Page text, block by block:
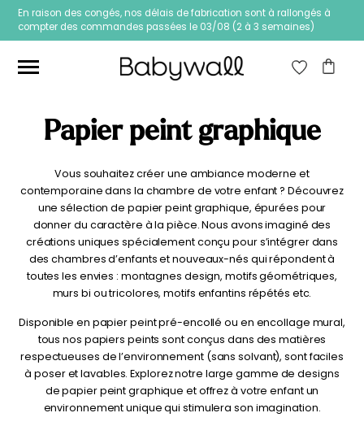
En raison des congés, nos délais de fabrication sont à rallongés à
compter des commandes passées le 03/08 (2 à 3 semaines)
Papier peint Fleurs
délicates
À partir
de
Papier peint jungle
beige
À partir
de
Papier peint graphique
Vous souhaitez créer une ambiance moderne et
contemporaine dans la chambre de votre enfant ? Découvrez
une sélection de papier peint graphique, épurées pour
donner du caractère à la pièce. Nous avons imaginé des
créations uniques spécialement conçu pour s’intégrer dans
des chambres d’enfants et nouveaux-nés qui répondent à
toutes les envies : montagnes design, motifs géométriques,
murs bi ou tricolores, motifs enfantins répétés etc.
Disponible en papier peint pré-encollé ou en encollage mural,
tous nos papiers peints sont conçus dans des matières
respectueuses de l’environnement (sans solvant), sont faciles
à poser et lavables. Explorez notre large gamme de designs
de papier peint graphique et offrez à votre enfant un
environnement unique qui stimulera son imagination.
RECHERCHE
POUR :
RECHERCHE
Prix
min
Prix
max